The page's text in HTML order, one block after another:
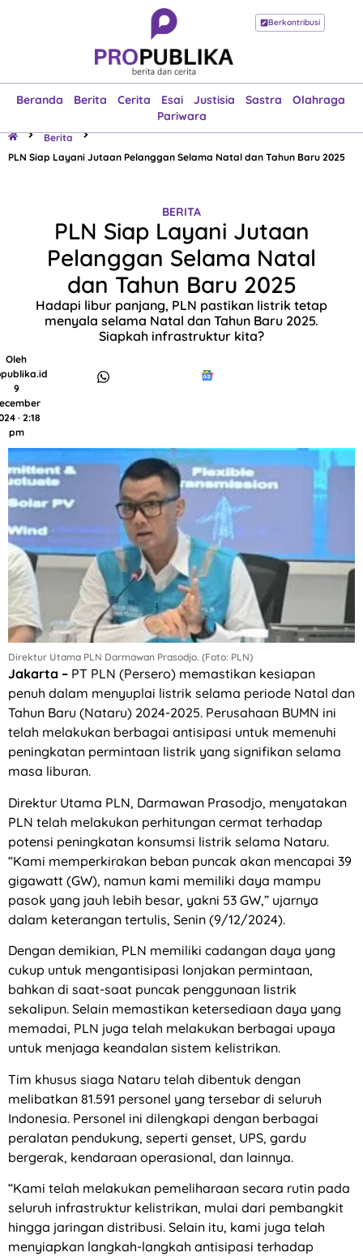
Berkontribusi
Beranda Berita Cerita Esai Justisia Sastra
Olahraga
Pariwara
Beranda
Esai
Justisia
Sastra
Olahraga
Pariwara
Berita
PLN Siap Layani Jutaan Pelanggan Selama Natal dan Tahun Baru 2025
BERITA
PLN Siap Layani Jutaan
Pelanggan Selama Natal
dan Tahun Baru 2025
Hadapi libur panjang, PLN pastikan listrik tetap
menyala selama Natal dan Tahun Baru 2025.
Siapkah infrastruktur kita?
Oleh
9
· 2:18
pm
Direktur Utama PLN Darmawan Prasodjo. (Foto: PLN)
Jakarta – PT PLN (Persero) memastikan kesiapan
penuh dalam menyuplai listrik selama periode Natal dan
Tahun Baru (Nataru) 2024-2025. Perusahaan BUMN ini
telah melakukan berbagai antisipasi untuk memenuhi
peningkatan permintaan listrik yang signifikan selama
masa liburan.
Direktur Utama PLN, Darmawan Prasodjo, menyatakan
PLN telah melakukan perhitungan cermat terhadap
potensi peningkatan konsumsi listrik selama Nataru.
“Kami memperkirakan beban puncak akan mencapai 39
gigawatt (GW), namun kami memiliki daya mampu
pasok yang jauh lebih besar, yakni 53 GW,” ujarnya
dalam keterangan tertulis, Senin (9/12/2024).
Dengan demikian, PLN memiliki cadangan daya yang
cukup untuk mengantisipasi lonjakan permintaan,
bahkan di saat-saat puncak penggunaan listrik
sekalipun. Selain memastikan ketersediaan daya yang
memadai, PLN juga telah melakukan berbagai upaya
untuk menjaga keandalan sistem kelistrikan.
Tim khusus siaga Nataru telah dibentuk dengan
melibatkan 81.591 personel yang tersebar di seluruh
Indonesia. Personel ini dilengkapi dengan berbagai
peralatan pendukung, seperti genset, UPS, gardu
bergerak, kendaraan operasional, dan lainnya.
“Kami telah melakukan pemeliharaan secara rutin pada
seluruh infrastruktur kelistrikan, mulai dari pembangkit
hingga jaringan distribusi. Selain itu, kami juga telah
menyiapkan langkah-langkah antisipasi terhadap